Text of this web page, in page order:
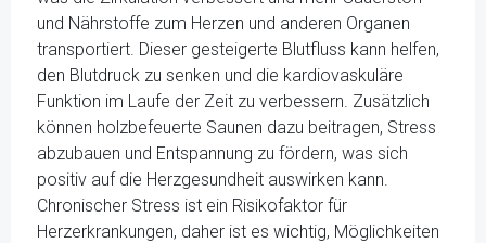
und Nährstoffe zum Herzen und anderen Organen
transportiert. Dieser gesteigerte Blutfluss kann helfen,
den Blutdruck zu senken und die kardiovaskuläre
Funktion im Laufe der Zeit zu verbessern. Zusätzlich
können holzbefeuerte Saunen dazu beitragen, Stress
abzubauen und Entspannung zu fördern, was sich
positiv auf die Herzgesundheit auswirken kann.
Chronischer Stress ist ein Risikofaktor für
Herzerkrankungen, daher ist es wichtig, Möglichkeiten